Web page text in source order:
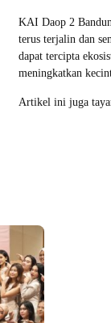
KAI Daop 2
terus terjalin dan
dapat tercipta
meningkatkan
Artikel ini juga